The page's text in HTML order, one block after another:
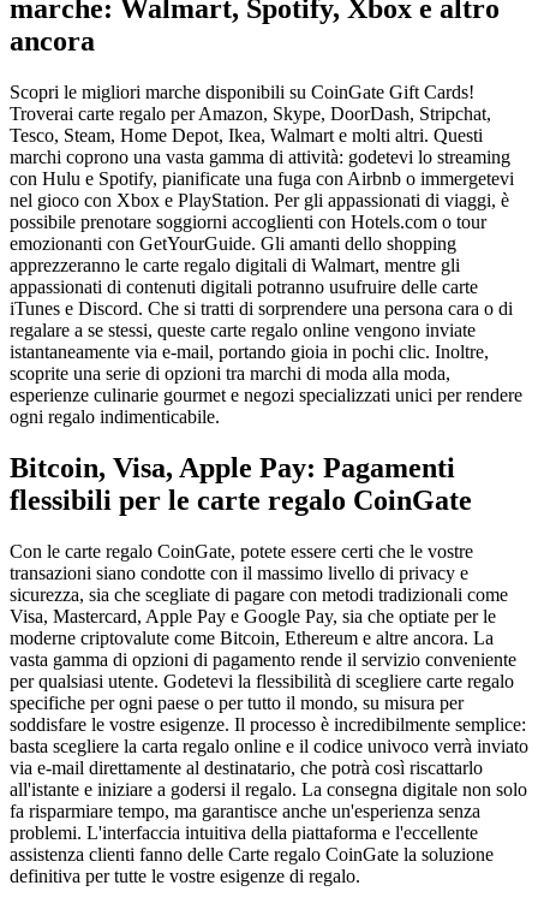
marche: Walmart, Spotify, Xbox e altro
ancora
Scopri le migliori marche disponibili su CoinGate Gift Cards!
Troverai carte regalo per Amazon, Skype, DoorDash, Stripchat,
Tesco, Steam, Home Depot, Ikea, Walmart e molti altri. Questi
marchi coprono una vasta gamma di attività: godetevi lo streaming
con Hulu e Spotify, pianificate una fuga con Airbnb o immergetevi
nel gioco con Xbox e PlayStation. Per gli appassionati di viaggi, è
possibile prenotare soggiorni accoglienti con Hotels.com o tour
emozionanti con GetYourGuide. Gli amanti dello shopping
apprezzeranno le carte regalo digitali di Walmart, mentre gli
appassionati di contenuti digitali potranno usufruire delle carte
iTunes e Discord. Che si tratti di sorprendere una persona cara o di
regalare a se stessi, queste carte regalo online vengono inviate
istantaneamente via e-mail, portando gioia in pochi clic. Inoltre,
scoprite una serie di opzioni tra marchi di moda alla moda,
esperienze culinarie gourmet e negozi specializzati unici per rendere
ogni regalo indimenticabile.
Bitcoin, Visa, Apple Pay: Pagamenti
flessibili per le carte regalo CoinGate
Con le carte regalo CoinGate, potete essere certi che le vostre
transazioni siano condotte con il massimo livello di privacy e
sicurezza, sia che scegliate di pagare con metodi tradizionali come
Visa, Mastercard, Apple Pay e Google Pay, sia che optiate per le
moderne criptovalute come Bitcoin, Ethereum e altre ancora. La
vasta gamma di opzioni di pagamento rende il servizio conveniente
per qualsiasi utente. Godetevi la flessibilità di scegliere carte regalo
specifiche per ogni paese o per tutto il mondo, su misura per
soddisfare le vostre esigenze. Il processo è incredibilmente semplice:
basta scegliere la carta regalo online e il codice univoco verrà inviato
via e-mail direttamente al destinatario, che potrà così riscattarlo
all'istante e iniziare a godersi il regalo. La consegna digitale non solo
fa risparmiare tempo, ma garantisce anche un'esperienza senza
problemi. L'interfaccia intuitiva della piattaforma e l'eccellente
assistenza clienti fanno delle Carte regalo CoinGate la soluzione
definitiva per tutte le vostre esigenze di regalo.